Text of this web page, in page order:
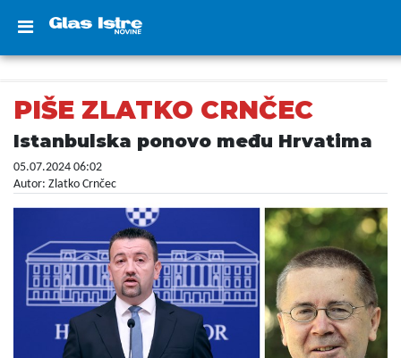
PIŠE ZLATKO CRNČEC
Istanbulska ponovo među Hrvatima
05.07.2024 06:02
Autor: Zlatko Crnčec